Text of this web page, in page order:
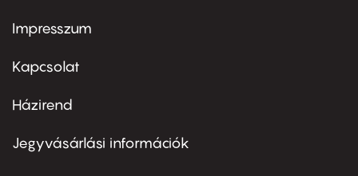
Footer
first
Impresszum
Kapcsolat
Footer
second
Házirend
Jegyvásárlási információk